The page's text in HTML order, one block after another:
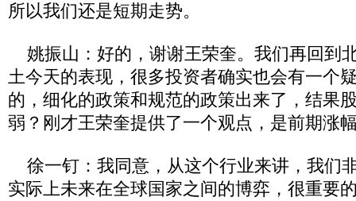
所以我们还是短期走势。
姚振山：好的，谢谢王荣奎。我们再回到
土今天的表现，很多投资者确实也会有一个
的，细化的政策和规范的政策出来了，结果
弱？刚才王荣奎提供了一个观点，是前期涨
徐一钉：我同意，从这个行业来讲，我们
实际上未来在全球国家之间的博弈，很重要